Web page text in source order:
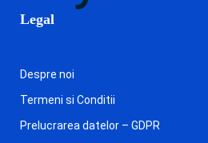
Legal
Despre noi
Termeni si Conditii
Prelucrarea datelor – GDPR